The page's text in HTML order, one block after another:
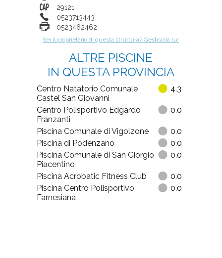
29121
0523713443
0523462462
Sei il proprietario di questa struttura? Gestiscila tu!
ALTRE PISCINE
IN QUESTA PROVINCIA
Centro Natatorio Comunale
Castel San Giovanni
4.3
Centro Polisportivo Edgardo
Franzanti
0.0
Piscina Comunale di Vigolzone
0.0
Piscina di Podenzano
0.0
Piscina Comunale di San Giorgio
Piacentino
0.0
Piscina Acrobatic Fitness Club
0.0
Piscina Centro Polisportivo
Farnesiana
0.0